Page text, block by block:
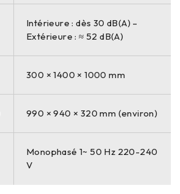
Intérieure : dès 30 dB(A) –
Extérieure : ≈ 52 dB(A)
300 × 1400 × 1000 mm
990 × 940 × 320 mm (environ)
Monophasé 1~ 50 Hz 220-240
V